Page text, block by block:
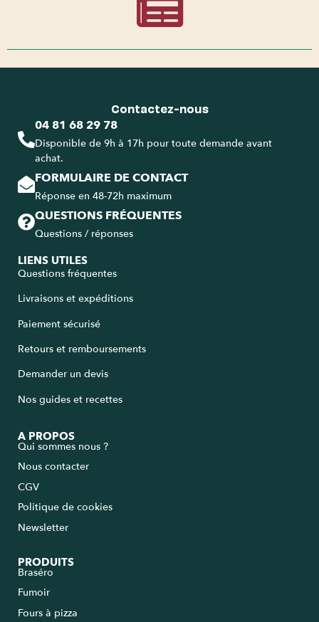
Contactez-nous
04 81 68 29 78
Disponible de 9h à 17h pour toute demande avant
achat.
FORMULAIRE DE CONTACT
Réponse en 48-72h maximum
QUESTIONS FRÉQUENTES
Questions / réponses
LIENS UTILES
Questions fréquentes
Livraisons et expéditions
Paiement sécurisé
Retours et remboursements
Demander un devis
Nos guides et recettes
A PROPOS
Qui sommes nous ?
Nous contacter
CGV
Politique de cookies
Newsletter
PRODUITS
Braséro
Fumoir
Fours à pizza